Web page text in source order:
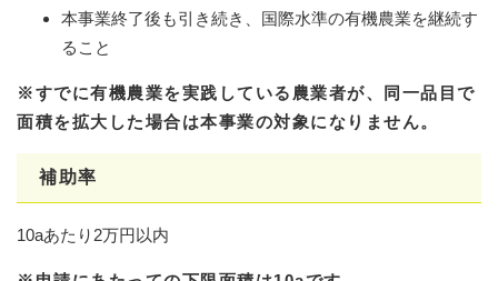
本事業終了後も引き続き、国際水準の有機農業を継続す
ること
※すでに有機農業を実践している農業者が、同一品目で
面積を拡大した場合は本事業の対象になりません。
補助率
10aあたり2万円以内